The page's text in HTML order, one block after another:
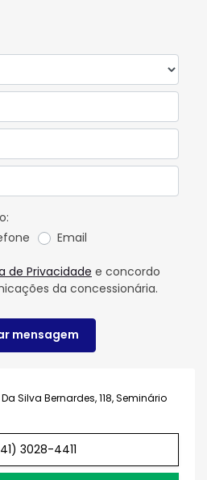
Silva Bernardes, 118, Seminário
3028-4411
Email
de Privacidade e concordo
da concessionária.
mensagem